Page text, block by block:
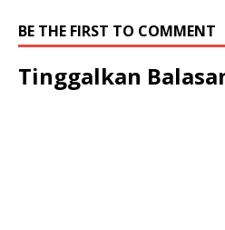
BE THE FIRST TO COMMENT
Tinggalkan